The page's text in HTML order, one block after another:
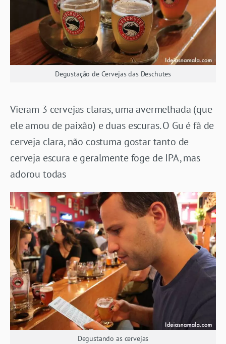
Degustação de Cervejas das Deschutes
Vieram 3 cervejas claras, uma avermelhada (que
ele amou de paixão) e duas escuras. O Gu é fã de
cerveja clara, não costuma gostar tanto de
cerveja escura e geralmente foge de IPA, mas
adorou todas
Degustando as cervejas